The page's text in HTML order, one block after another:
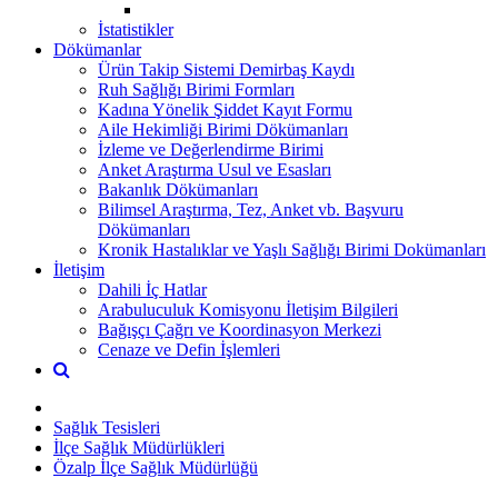
İstatistikler
Dökümanlar
Ürün Takip Sistemi Demirbaş Kaydı
Ruh Sağlığı Birimi Formları
Kadına Yönelik Şiddet Kayıt Formu
Aile Hekimliği Birimi Dökümanları
İzleme ve Değerlendirme Birimi
Anket Araştırma Usul ve Esasları
Bakanlık Dökümanları
Bilimsel Araştırma, Tez, Anket vb. Başvuru
Dökümanları
Kronik Hastalıklar ve Yaşlı Sağlığı Birimi Dokümanları
İletişim
Dahili İç Hatlar
Arabuluculuk Komisyonu İletişim Bilgileri
Bağışçı Çağrı ve Koordinasyon Merkezi
Cenaze ve Defin İşlemleri
Sağlık Tesisleri
İlçe Sağlık Müdürlükleri
Özalp İlçe Sağlık Müdürlüğü